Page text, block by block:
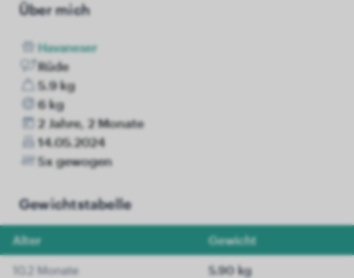
Über mich
Havaneser
Rüde
5.9 kg
6 kg
2 Jahre, 2 Monate
14.05.2024
5x gewogen
Gewichtstabelle
Alter Gewicht
10.2 Monate 5.90 kg